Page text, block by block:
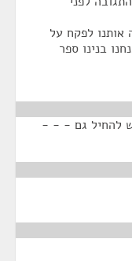
אותנו לפקח על
בנינו ספר
להחיל גם - - -